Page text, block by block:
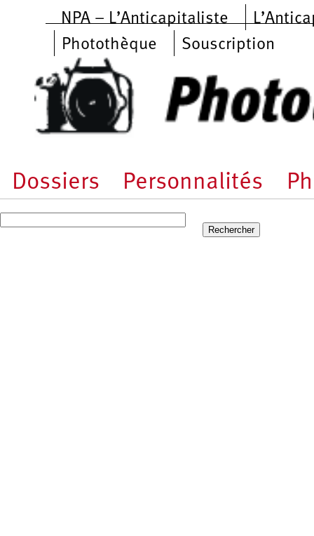
Aller au contenu principal
NPA – L’Anticapitaliste
Photothèque
Souscription
Dossiers Personnalités